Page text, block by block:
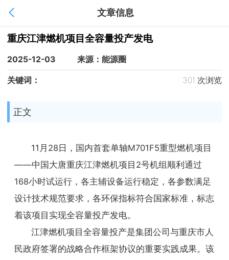
文章信息
重庆江津燃机项目全容量投产发电
2025-12-03 来源：能源圈
关键词： 301 次浏览
正文
11月28日，国内首套单轴M701F5重型燃机项目
——中国大唐重庆江津燃机项目2号机组顺利通过
168小时试运行，各主辅设备运行稳定，各参数满足
设计技术规范要求，各环保指标符合国家标准，标志
着该项目实现全容量投产发电。
江津燃机项目全容量投产是集团公司与重庆市人
民政府签署的战略合作框架协议的重要实践成果。该